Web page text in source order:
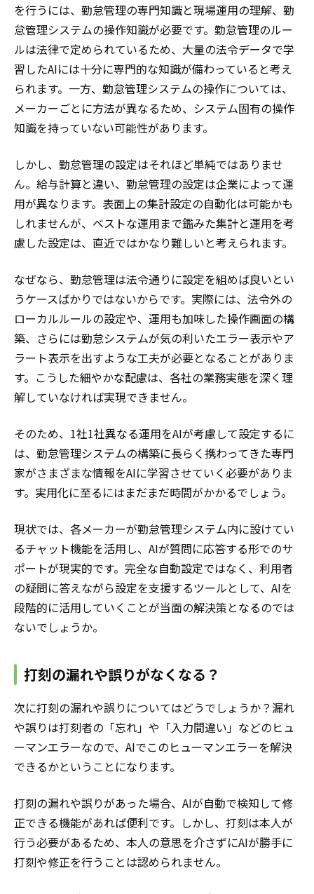
を行うには、勤怠管理の専門知識と現場運用の理解、勤
怠管理システムの操作知識が必要です。勤怠管理のルー
ルは法律で定められているため、大量の法令データで学
習したAIには十分に専門的な知識が備わっていると考え
られます。一方、勤怠管理システムの操作については、
メーカーごとに方法が異なるため、システム固有の操作
知識を持っていない可能性があります。
しかし、勤怠管理の設定はそれほど単純ではありませ
ん。給与計算と違い、勤怠管理の設定は企業によって運
用が異なります。表面上の集計設定の自動化は可能かも
しれませんが、ベストな運用まで鑑みた集計と運用を考
慮した設定は、直近ではかなり難しいと考えられます。
なぜなら、勤怠管理は法令通りに設定を組めば良いとい
うケースばかりではないからです。実際には、法令外の
ローカルルールの設定や、運用も加味した操作画面の構
築、さらには勤怠システムが気の利いたエラー表示やア
ラート表示を出すような工夫が必要となることがありま
す。こうした細やかな配慮は、各社の業務実態を深く理
解していなければ実現できません。
そのため、1社1社異なる運用をAIが考慮して設定するに
は、勤怠管理システムの構築に長らく携わってきた専門
家がさまざまな情報をAIに学習させていく必要がありま
す。実用化に至るにはまだまだ時間がかかるでしょう。
現状では、各メーカーが勤怠管理システム内に設けてい
るチャット機能を活用し、AIが質問に応答する形でのサ
ポートが現実的です。完全な自動設定ではなく、利用者
の疑問に答えながら設定を支援するツールとして、AIを
段階的に活用していくことが当面の解決策となるのでは
ないでしょうか。
打刻の漏れや誤りがなくなる？
次に打刻の漏れや誤りについてはどうでしょうか？漏れ
や誤りは打刻者の「忘れ」や「入力間違い」などのヒュ
ーマンエラーなので、AIでこのヒューマンエラーを解決
できるかということになります。
打刻の漏れや誤りがあった場合、AIが自動で検知して修
正できる機能があれば便利です。しかし、打刻は本人が
行う必要があるため、本人の意思を介さずにAIが勝手に
打刻や修正を行うことは認められません。